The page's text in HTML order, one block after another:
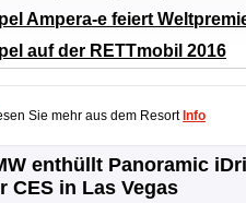
Ampera-e feiert
auf der RETTmobil 2016
Sie mehr aus dem Resort Info
enthüllt Panoramic
CES in Las Vegas